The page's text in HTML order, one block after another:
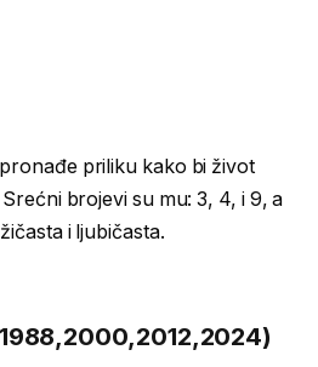
priliku kako bi život
brojevi su mu: 3, 4, i 9, a
i ljubičasta.